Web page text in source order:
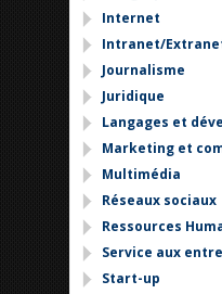
Internet
Intranet/
Journalisme
Juridique
Langages et
Marketing et
Multimédia
Réseaux sociaux
Ressources
Service aux
Start-up